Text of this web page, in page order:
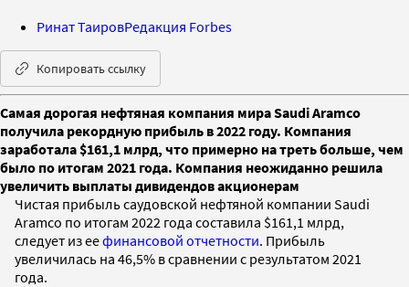
Ринат ТаировРедакция Forbes
Копировать ссылку
Самая дорогая нефтяная компания мира Saudi Aramco
получила рекордную прибыль в 2022 году. Компания
заработала $161,1 млрд, что примерно на треть больше, чем
было по итогам 2021 года. Компания неожиданно решила
увеличить выплаты дивидендов акционерам
Чистая прибыль саудовской нефтяной компании Saudi
Aramco по итогам 2022 года составила $161,1 млрд,
следует из еефинансовой отчетности. Прибыль
увеличилась на 46,5% в сравнении с результатом 2021
года.